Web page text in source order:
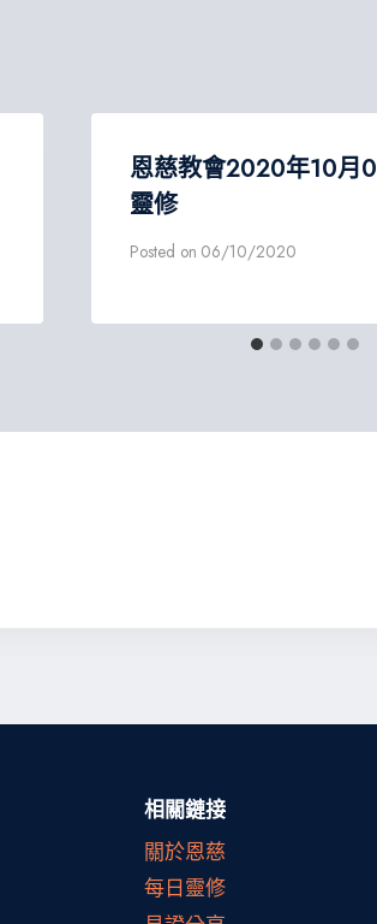
恩慈教會2020年10月
靈修
Posted on 06/10/2020
相關鏈接
關於恩慈
每日靈修